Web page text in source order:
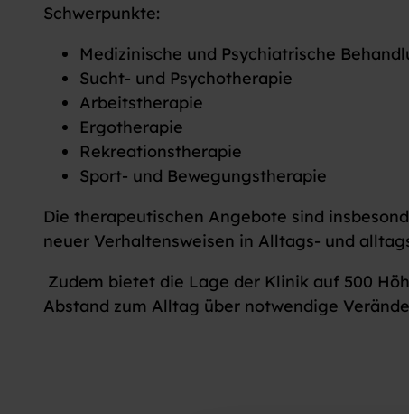
Schwerpunkte:
Medizinische und Psychiatrische
Sucht- und Psychotherapie
Arbeitstherapie
Ergotherapie
Rekreationstherapie
Sport- und Bewegungstherapie
Die therapeutischen Angebote sind
neuer Verhaltensweisen in Alltags- und
Zudem bietet die Lage der Klinik auf 500
Abstand zum Alltag über notwendige